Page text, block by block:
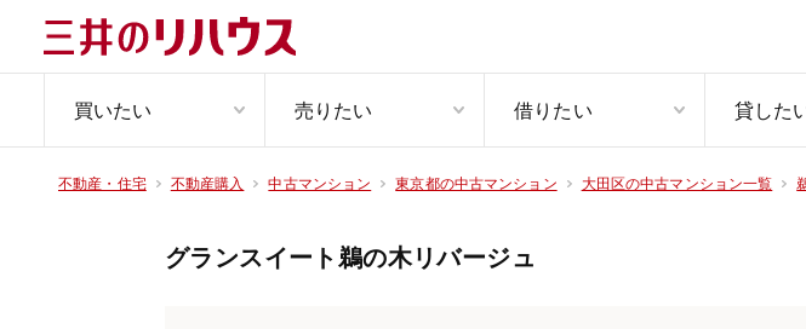
買いたい 売りたい 借りたい 貸した
不動産・住宅 不動産購入 中古マンション 東京都の中古マンション 大田区の中古マンション一覧
グランスイート鵜の木リバージュ